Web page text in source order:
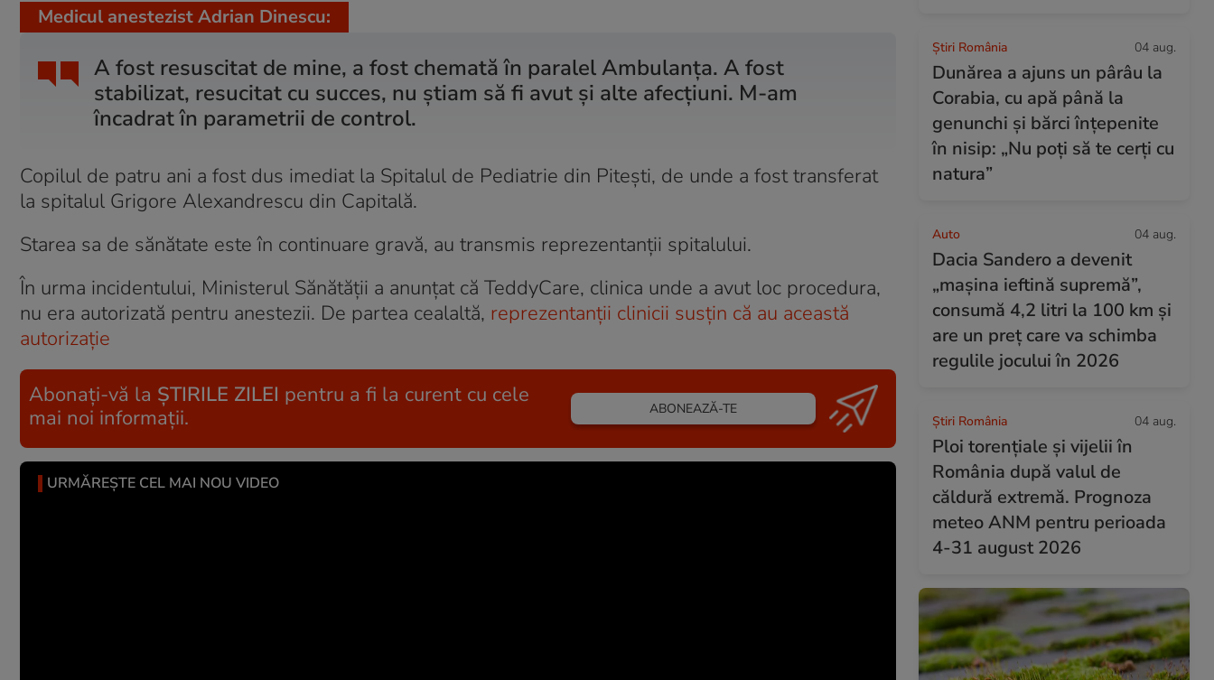
A fost resuscitat de mine, a fost chemată în paralel Ambulanța. A fost
stabilizat, resucitat cu succes, nu știam să fi avut și alte afecțiuni. M-am
încadrat în parametrii de control.
Medicul anestezist Adrian Dinescu:
Copilul de patru ani a fost dus imediat la Spitalul de Pediatrie din Pitești, de unde a fost transferat
la spitalul Grigore Alexandrescu din Capitală.
Starea sa de sănătate este în continuare gravă, au transmis reprezentanții spitalului.
În urma incidentului, Ministerul Sănătății a anunțat că TeddyCare, clinica unde a avut loc procedura,
nu era autorizată pentru anestezii. De partea cealaltă, reprezentanții clinicii susțin că au această
autorizație
Abonați-vă la ȘTIRILE ZILEI pentru a fi la curent cu cele
mai noi informații.
ABONEAZĂ-TE
URMĂREȘTE CEL MAI NOU VIDEO
Știri România 04 aug.
Dunărea a ajuns un pârâu la
Corabia, cu apă până la
genunchi și bărci înțepenite
în nisip: „Nu poți să te cerți cu
natura”
Auto 04 aug.
Dacia Sandero a devenit
„mașina ieftină supremă”,
consumă 4,2 litri la 100 km și
are un preț care va schimba
regulile jocului în 2026
Știri România 04 aug.
Ploi torențiale și vijelii în
România după valul de
căldură extremă. Prognoza
meteo ANM pentru perioada
4-31 august 2026